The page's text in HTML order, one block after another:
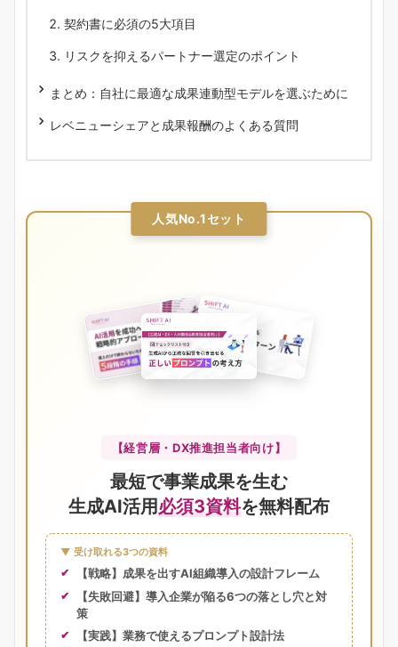
契約書に必須の5大項目
リスクを抑えるパートナー選定のポイント
まとめ：自社に最適な成果連動型モデルを選ぶために
レベニューシェアと成果報酬のよくある質問
人気No.1セット
【経営層・DX推進担当者向け】
最短で事業成果を生む
生成AI活用必須3資料を無料配布
▼ 受け取れる3つの資料
【戦略】成果を出すAI組織導入の設計フレーム
【失敗回避】導入企業が陥る6つの落とし穴と対
策
【実践】業務で使えるプロンプト設計法